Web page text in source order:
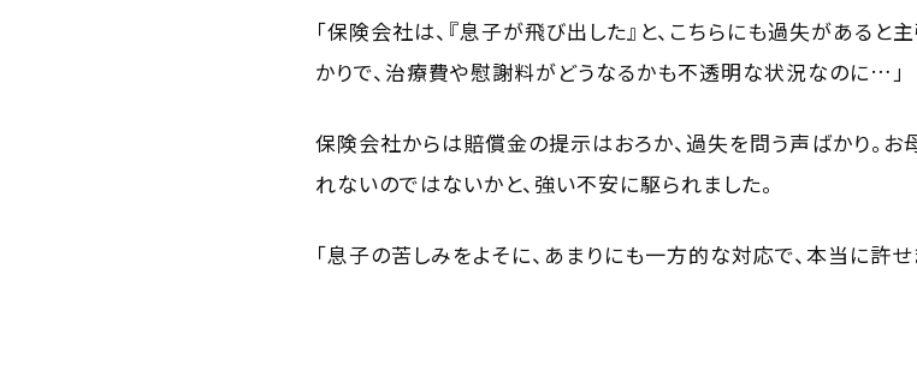
「保険会社は、『息子が飛び出した』と、こちらにも過失があると
かりで、治療費や慰謝料がどうなるかも不透明な状況なのに…」
保険会社からは賠償金の提示はおろか、過失を問う声ばかり。
れないのではないかと、強い不安に駆られました。
「息子の苦しみをよそに、あまりにも一方的な対応で、本当に許せ